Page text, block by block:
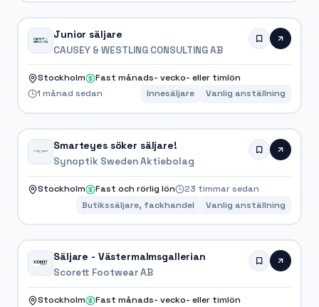
Junior säljare
CAUSEY & WESTLING CONSULTING AB
Stockholm
Fast månads- vecko- eller timlön
1 månad sedan
Innesäljare Vanlig anställning
Smarteyes söker säljare!
Synoptik Sweden Aktiebolag
Stockholm Fast och rörlig lön
23 timmar sedan
Butikssäljare, fackhandel
Vanlig anställning
Säljare - Västermalmsgallerian
Scorett Footwear AB
Stockholm
Fast månads- vecko- eller timlön